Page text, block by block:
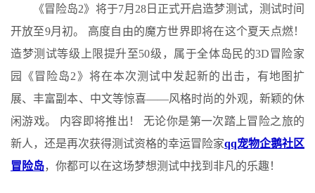
《冒险岛2》将于7月28日正式开启造梦测试，测试时间
开放至9月初。 高度自由的魔方世界即将在这个夏天点燃！
造梦测试等级上限提升至50级，属于全体岛民的3D冒险家
园《冒险岛2》将在本次测试中发起新的出击，有地图扩
展、丰富副本、中文等惊喜——风格时尚的外观，新颖的休
闲游戏。 内容即将推出！ 无论你是第一次踏上冒险之旅的
新人，还是再次获得测试资格的幸运冒险家qq宠物企鹅社区
冒险岛，你都可以在这场梦想测试中找到非凡的乐趣！